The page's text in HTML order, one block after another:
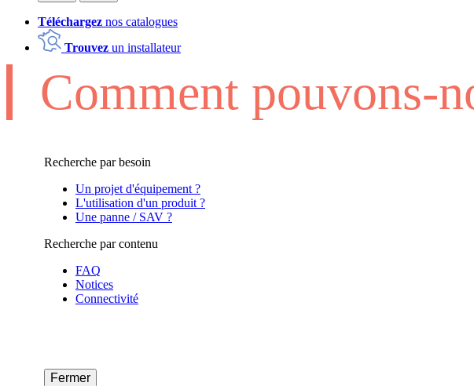
Téléchargez nos catalogues
Trouvez un installateur
Comment pouvons-
Recherche par besoin
Un projet d'équipement ?
L'utilisation d'un produit ?
Une panne / SAV ?
Recherche par contenu
FAQ
Notices
Connectivité
Fermer